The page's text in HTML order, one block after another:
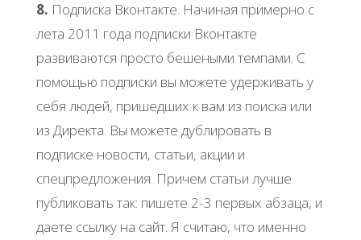
8. Подписка Вконтакте. Начиная примерно с
лета 2011 года подписки Вконтакте
развиваются просто бешеными темпами. С
помощью подписки вы можете удерживать у
себя людей, пришедших к вам из поиска или
из Директа. Вы можете дублировать в
подписке новости, статьи, акции и
спецпредложения. Причем статьи лучше
публиковать так: пишете 2-3 первых абзаца, и
даете ссылку на сайт. Я считаю, что именно